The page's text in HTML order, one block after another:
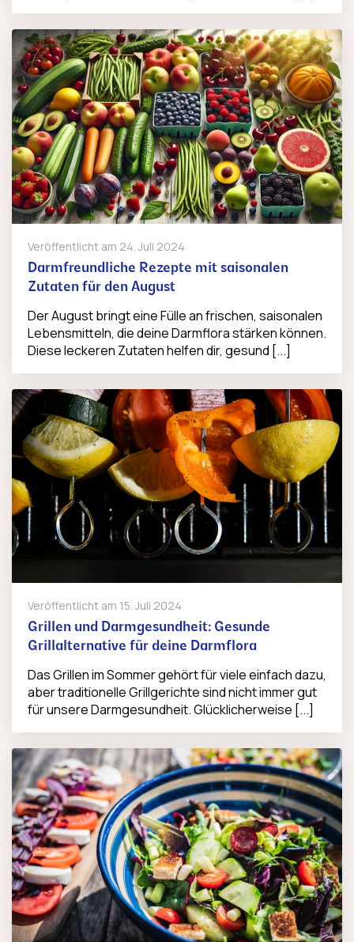
Veröffentlicht am 24. Juli 2024
Darmfreundliche Rezepte mit saisonalen
Zutaten für den August
Der August bringt eine Fülle an frischen, saisonalen
Lebensmitteln, die deine Darmflora stärken können.
Diese leckeren Zutaten helfen dir, gesund [...]
Veröffentlicht am 15. Juli 2024
Grillen und Darmgesundheit: Gesunde
Grillalternative für deine Darmflora
Das Grillen im Sommer gehört für viele einfach dazu,
aber traditionelle Grillgerichte sind nicht immer gut
für unsere Darmgesundheit. Glücklicherweise [...]